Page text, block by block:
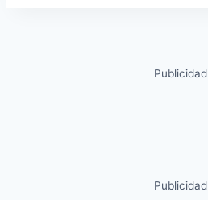
Publicidad
Publicidad